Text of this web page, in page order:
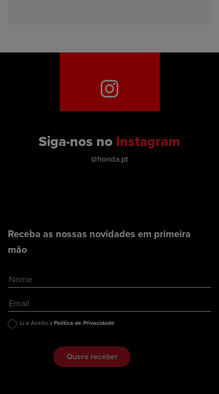
Siga-nos no Instagram
@honda.pt
Receba as nossas novidades em primeira
mão
Li e Aceito a Política de Privacidade.